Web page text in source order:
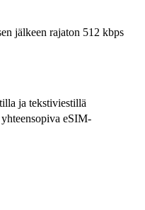
jälkeen rajaton 512 kbps
ja tekstiviestillä
eSIM-